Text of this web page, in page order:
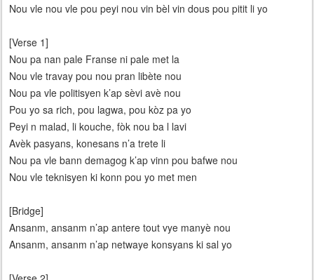
Nou vle nou vle pou peyi nou vin bèl vin dous pou pitit li yo
[Verse 1]
Nou pa nan pale Franse ni pale met la
Nou vle travay pou nou pran libète nou
Nou pa vle politisyen k’ap sèvi avè nou
Pou yo sa rich, pou lagwa, pou kòz pa yo
Peyi n malad, li kouche, fòk nou ba l lavi
Avèk pasyans, konesans n’a trete li
Nou pa vle bann demagog k’ap vinn pou bafwe nou
Nou vle teknisyen ki konn pou yo met men
[Bridge]
Ansanm, ansanm n’ap antere tout vye manyè nou
Ansanm, ansanm n’ap netwaye konsyans ki sal yo